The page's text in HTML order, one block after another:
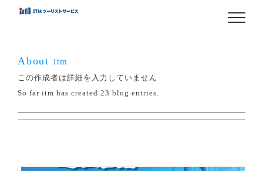
About itm
この作成者は詳細を入力していません
So far itm has created 23 blog entries.